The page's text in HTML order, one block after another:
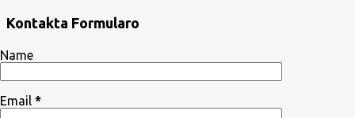
Kontakta Formularo
Name
Email *